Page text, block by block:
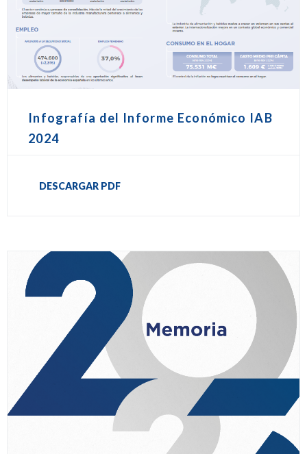
Infografía del Informe Económico IAB
2024
DESCARGAR PDF